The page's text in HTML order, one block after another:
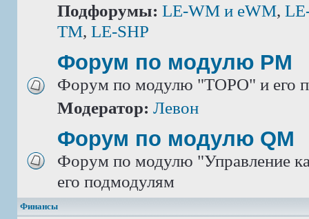
Подфорумы: LE-WM и eWM,
TM, LE-SHP
Форум по модулю РМ
Форум по модулю "ТОРО" и его
Модератор: Левон
Форум по модулю QM
Форум по модулю "Управление
его подмодулям
Финансы